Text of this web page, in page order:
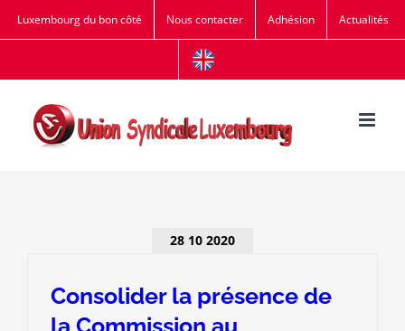
Passer
au
Luxembourg du bon côté Nous contacter Adhésion Actualités
28 10 2020
Consolider la présence de
la Commission au